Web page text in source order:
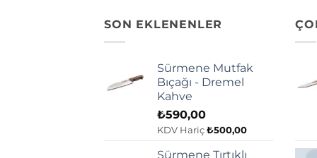
SON EKLENENLER
Sürmene Mutfak
Bıçağı - Dremel
Kahve
₺590,00
KDV Hariç ₺500,00
Sürmene Tırtıklı